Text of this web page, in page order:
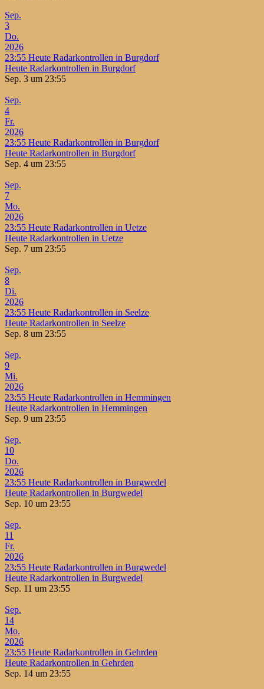
Sep.
3
Do.
2026
23:55 Heute Radarkontrollen in Burgdorf
Heute Radarkontrollen in Burgdorf
Sep. 3 um 23:55
Sep.
4
Fr.
2026
23:55 Heute Radarkontrollen in Burgdorf
Heute Radarkontrollen in Burgdorf
Sep. 4 um 23:55
Sep.
7
Mo.
2026
23:55 Heute Radarkontrollen in Uetze
Heute Radarkontrollen in Uetze
Sep. 7 um 23:55
Sep.
8
Di.
2026
23:55 Heute Radarkontrollen in Seelze
Heute Radarkontrollen in Seelze
Sep. 8 um 23:55
Sep.
9
Mi.
2026
23:55 Heute Radarkontrollen in Hemmingen
Heute Radarkontrollen in Hemmingen
Sep. 9 um 23:55
Sep.
10
Do.
2026
23:55 Heute Radarkontrollen in Burgwedel
Heute Radarkontrollen in Burgwedel
Sep. 10 um 23:55
Sep.
11
Fr.
2026
23:55 Heute Radarkontrollen in Burgwedel
Heute Radarkontrollen in Burgwedel
Sep. 11 um 23:55
Sep.
14
Mo.
2026
23:55 Heute Radarkontrollen in Gehrden
Heute Radarkontrollen in Gehrden
Sep. 14 um 23:55